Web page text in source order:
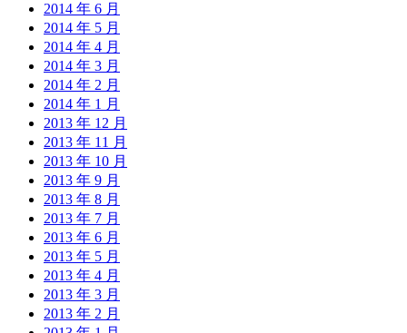
2014 年 6 月
2014 年 5 月
2014 年 4 月
2014 年 3 月
2014 年 2 月
2014 年 1 月
2013 年 12 月
2013 年 11 月
2013 年 10 月
2013 年 9 月
2013 年 8 月
2013 年 7 月
2013 年 6 月
2013 年 5 月
2013 年 4 月
2013 年 3 月
2013 年 2 月